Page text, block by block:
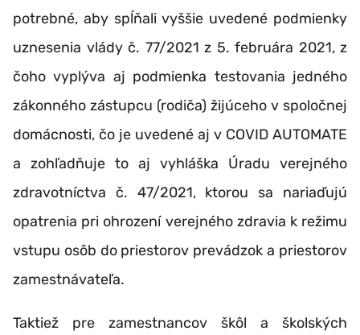
potrebné, aby spĺňali vyššie uvedené podmienky
uznesenia vlády č. 77/2021 z 5. februára 2021, z
čoho vyplýva aj podmienka testovania jedného
zákonného zástupcu (rodiča) žijúceho v spoločnej
domácnosti, čo je uvedené aj v COVID AUTOMATE
a zohľadňuje to aj vyhláška Úradu verejného
zdravotníctva č. 47/2021, ktorou sa nariaďujú
opatrenia pri ohrození verejného zdravia k režimu
vstupu osôb do priestorov prevádzok a priestorov
zamestnávateľa.
Taktiež pre zamestnancov škôl a školských